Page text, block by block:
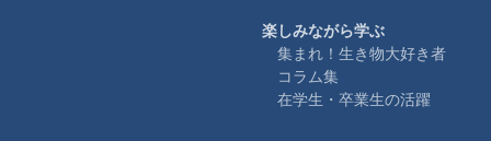
楽しみながら学ぶ
集まれ！生き物大好き者
コラム集
在学生・卒業生の活躍